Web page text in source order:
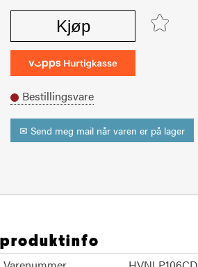
Kjøp
Bestillingsvare
✉ Send meg mail når varen er på lager
produktinfo